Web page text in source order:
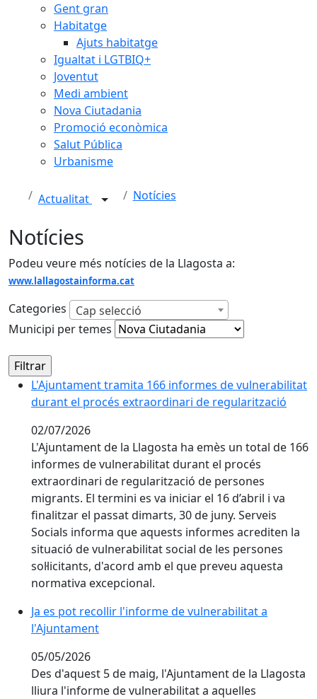
Gent gran
Habitatge
Ajuts habitatge
Igualtat i LGTBIQ+
Joventut
Medi ambient
Nova Ciutadania
Promoció econòmica
Salut Pública
Urbanisme
Actualitat Notícies
Notícies
Podeu veure més notícies de la Llagosta a:
www.lallagostainforma.cat
Categories
Cap selecció
Municipi per temes
L'Ajuntament tramita 166 informes de vulnerabilitat
durant el procés extraordinari de regularització
02/07/2026
L'Ajuntament de la Llagosta ha emès un total de 166
informes de vulnerabilitat durant el procés
extraordinari de regularització de persones
migrants. El termini es va iniciar el 16 d’abril i va
finalitzar el passat dimarts, 30 de juny. Serveis
Socials informa que aquests informes acrediten la
situació de vulnerabilitat social de les persones
sol·licitants, d'acord amb el que preveu aquesta
normativa excepcional.
Ja es pot recollir l'informe de vulnerabilitat a
l'Ajuntament
05/05/2026
Des d'aquest 5 de maig, l'Ajuntament de la Llagosta
lliura l'informe de vulnerabilitat a aquelles